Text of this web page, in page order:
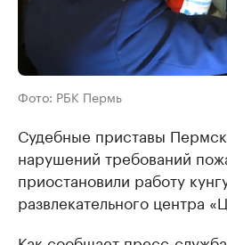
Фото: РБК Пермь
Судебные приставы
нарушений требований
приостановили работу
развлекательного центра